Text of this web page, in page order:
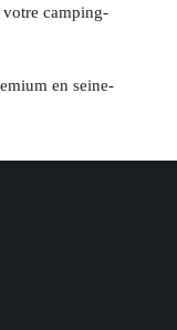
votre camping-
en seine-